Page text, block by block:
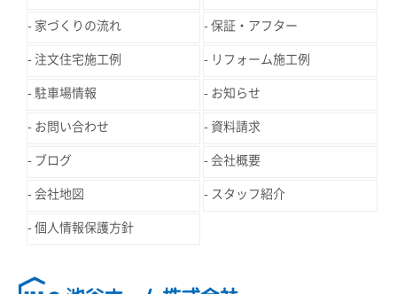
家づくりの流れ 保証・アフター
注文住宅施工例 リフォーム施工例
駐車場情報 お知らせ
お問い合わせ 資料請求
ブログ 会社概要
会社地図 スタッフ紹介
個人情報保護方針